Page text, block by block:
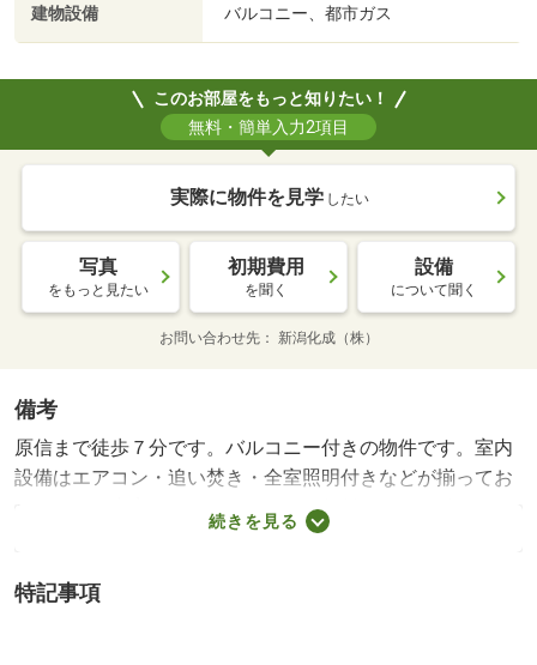
建物設備 バルコニー、都市ガス
このお部屋をもっと知りたい！
無料・簡単入力2項目
実際に物件を見学 したい
写真
をもっと見たい
初期費用
を聞く
設備
について聞く
お問い合わせ先 新潟化成（株）
備考
原信まで徒歩７分です。バルコニー付きの物件です。室内
設備はエアコン・追い焚き・全室照明付きなどが揃ってお
り、とても充実しています。月々の賃料が５万円以下の物
件です。見附市エリアや信越本線見附付近までのお引っ越
ちしております。知識が豊富なスタッフがご対応させて頂
続きを見る
特記事項